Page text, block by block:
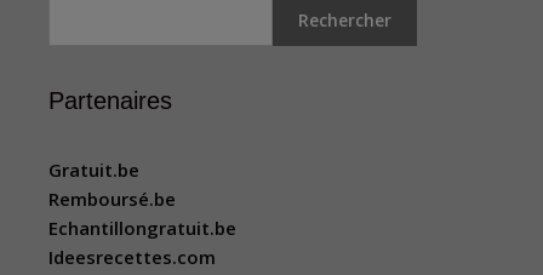
Rechercher
Partenaires
Gratuit.be
Remboursé.be
Echantillongratuit.be
Ideesrecettes.com